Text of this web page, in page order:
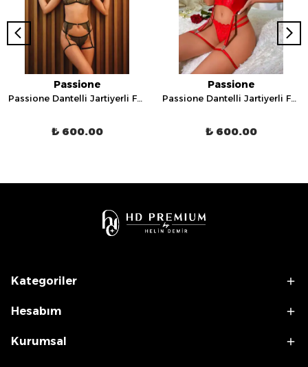
Passione
Passione Dantelli Jartiyerli Fantezi İç Giyim Takımı - 7038
₺ 600.00
Passione
Passione Dantelli Jartiyerli Fantezi İç Giyim Takımı - 7115
₺ 600.00
Kategoriler
Hesabım
Kurumsal